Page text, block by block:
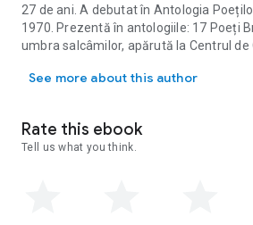
27 de ani. A debutat în Antologia
1970. Prezentă în antologiile: 17 Poeți
umbra salcâmilor, apărută la Centrul de
Cenaclului Literar Panait Istrati al
Este laureată a mai multor concursuri
interjudețene de poezie.
See more about this author
Rate this ebook
Tell us what you think.